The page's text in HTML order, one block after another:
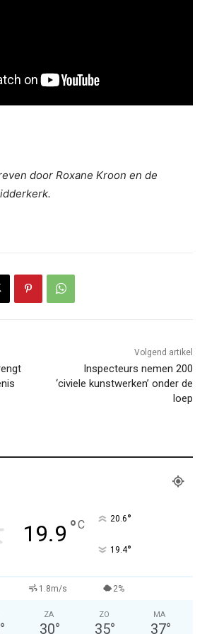
door Roxane Kroon en de
Volgend artikel
Inspecteurs nemen 200
‘civiele kunstwerken’ onder de
loep
19.9 °C 20.6°
19.4°
1.8m/s 2%
°
ZA
30°
ZO
35°
MA
37°